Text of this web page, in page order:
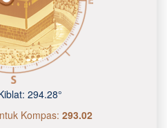
294.28°
Kompas: 293.02